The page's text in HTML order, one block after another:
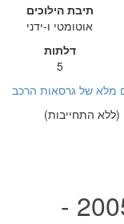
תיבת הילוכים
אוטומטי ו-ידני
דלתות
5
מלא של גרסאות הרכב
(ללא התחייבות)
בטיחות יונדאי טוסון 2005 -